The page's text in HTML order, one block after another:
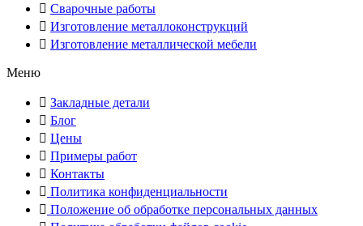
Сварочные работы
Изготовление металлоконструкций
Изготовление металлической мебели
Меню
Закладные детали
Блог
Цены
Примеры работ
Контакты
Политика конфиденциальности
Положение об обработке персональных данных